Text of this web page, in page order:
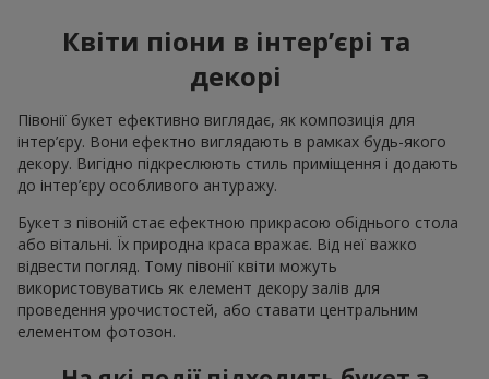
Квіти піони в інтер’єрі та
декорі
Півонії букет ефективно виглядає, як композиція для
інтер’єру. Вони ефектно виглядають в рамках будь-якого
декору. Вигідно підкреслюють стиль приміщення і додають
до інтер’єру особливого антуражу.
Букет з півоній стає ефектною прикрасою обіднього стола
або вітальні. Їх природна краса вражає. Від неї важко
відвести погляд. Тому півонії квіти можуть
використовуватись як елемент декору залів для
проведення урочистостей, або ставати центральним
елементом фотозон.